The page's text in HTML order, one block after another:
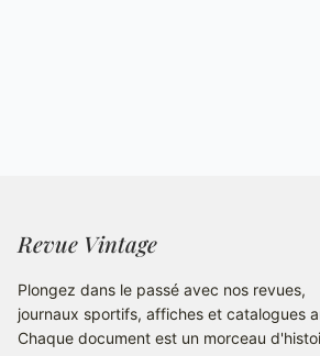
Revue Vintage
Plongez dans le passé avec nos revues,
journaux sportifs, affiches et catalogues
Chaque document est un morceau